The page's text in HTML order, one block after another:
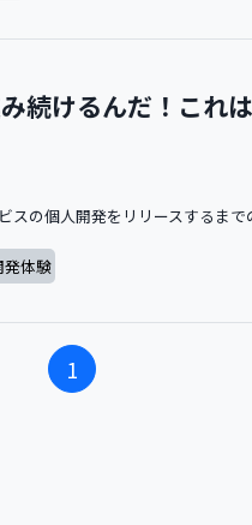
続けるんだ！これ
スの個人開発をリリースするまで
発体験
1